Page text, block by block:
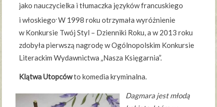
jako nauczycielka i tłumaczka języków francuskiego
i włoskiego.W 1998 roku otrzymała wyróżnienie
w Konkursie Twój Styl – Dzienniki Roku, a w 2013 roku
zdobyła pierwszą nagrodę w Ogólnopolskim Konkursie
Literackim Wydawnictwa „Nasza Księgarnia”.
Klątwa Utopcówto komedia kryminalna.
Dagmara jest młodą